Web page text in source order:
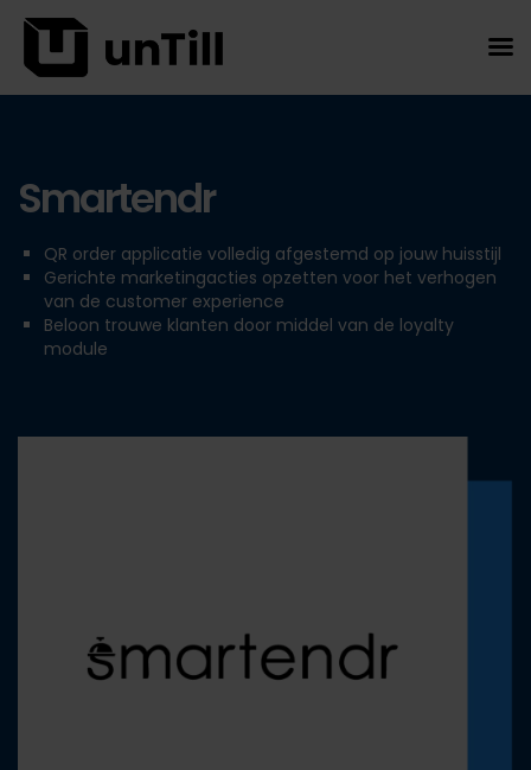
Smartendr
QR order applicatie volledig afgestemd op jouw huisstijl
Gerichte marketingacties opzetten voor het verhogen
van de customer experience
Beloon trouwe klanten door middel van de loyalty
module